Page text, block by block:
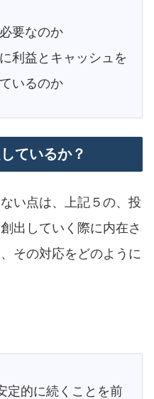
要なのか
利益とキャッシュを
いるのか
ているか？
い点は、上記５の、投
出していく際に内在さ
その対応をどのように
定的に続くことを前